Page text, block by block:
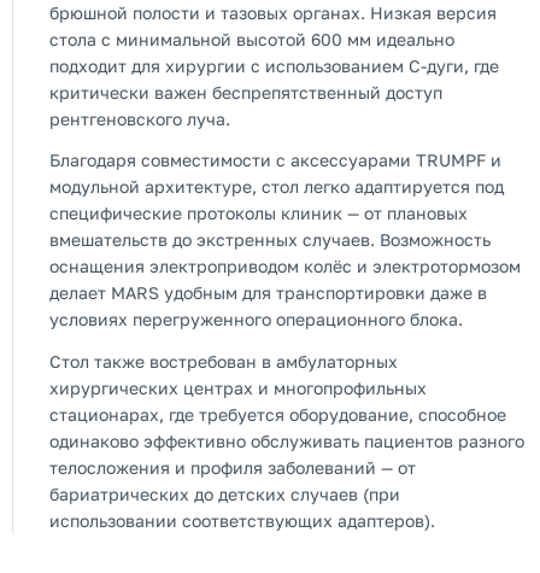
брюшной полости и тазовых органах. Низкая версия
стола с минимальной высотой 600 мм идеально
подходит для хирургии с использованием C-дуги, где
критически важен беспрепятственный доступ
рентгеновского луча.
Благодаря совместимости с аксессуарами TRUMPF и
модульной архитектуре, стол легко адаптируется под
специфические протоколы клиник — от плановых
вмешательств до экстренных случаев. Возможность
оснащения электроприводом колёс и электротормозом
делает MARS удобным для транспортировки даже в
условиях перегруженного операционного блока.
Стол также востребован в амбулаторных
хирургических центрах и многопрофильных
стационарах, где требуется оборудование, способное
одинаково эффективно обслуживать пациентов разного
телосложения и профиля заболеваний — от
бариатрических до детских случаев (при
использовании соответствующих адаптеров).